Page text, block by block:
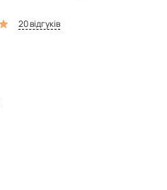
20 відгуків